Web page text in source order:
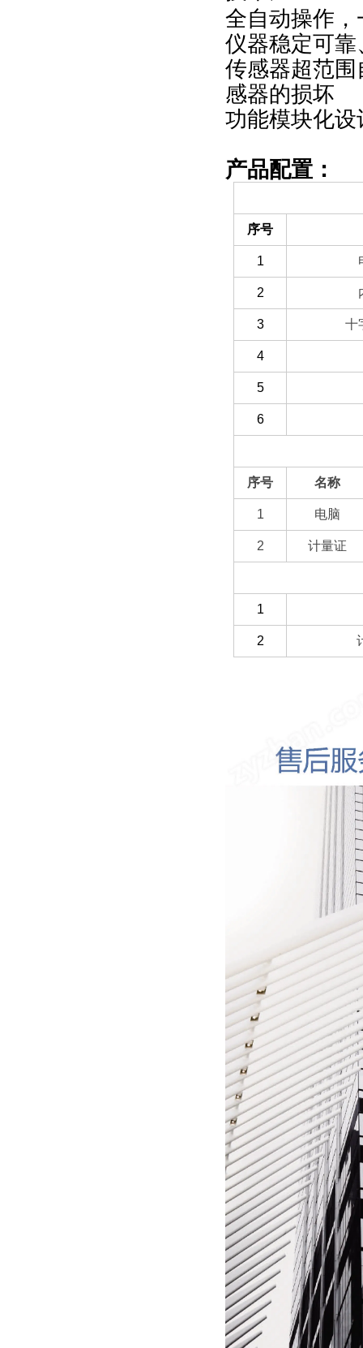
全自动操作
仪器稳定可
传感器超范
感器的损坏
功能模块化
产品配置：
序号
1
2
3 十
4
5
6
序号 名称
1 电脑
2 计量证
1
2